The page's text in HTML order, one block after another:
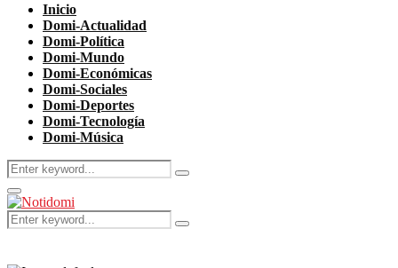
Inicio
Domi-Actualidad
Domi-Política
Domi-Mundo
Domi-Económicas
Domi-Sociales
Domi-Deportes
Domi-Tecnología
Domi-Música
Search
for:
Search
Primary
Menu
Search
for:
Search